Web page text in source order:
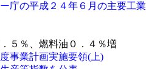
庁の平成２４年６月の主要工業
５％、燃料油０．４％増
事業計画実施要領(上)